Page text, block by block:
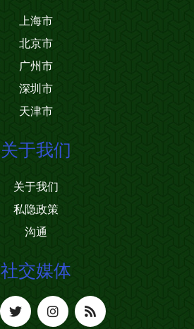
上海市
北京市
广州市
深圳市
天津市
关于我们
关于我们
私隐政策
沟通
社交媒体